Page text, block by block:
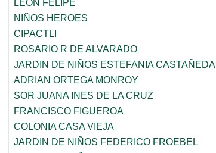
LEON FELIPE
NIÑOS HEROES
CIPACTLI
ROSARIO R DE ALVARADO
JARDIN DE NIÑOS ESTEFANIA CASTAÑEDA
ADRIAN ORTEGA MONROY
SOR JUANA INES DE LA CRUZ
FRANCISCO FIGUEROA
COLONIA CASA VIEJA
JARDIN DE NIÑOS FEDERICO FROEBEL